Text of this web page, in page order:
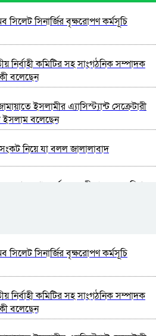
সিলেট সিনার্জির বৃক্ষরোপণ কর্মসূচি
নির্বাহী কমিটির সহ সাংগঠনিক সম্পাদক
বলেছেন
ইসলামীর এ্যাসিস্ট্যান্ট সেক্রেটারী
বলেছেন
নিয়ে যা বলল জালালাবাদ
গবেষণা, অর্জন ও অঙ্গীকারে নতুন দিগন্তে
প্রশাসক আবুল কাহের চৌধুরী জুলাই
মিছিল সম্পন্ন
উদ্যোগে সিলেটে বৃক্ষ রোপনের
সিলেট সিনার্জির বৃক্ষরোপণ কর্মসূচি
নির্বাহী কমিটির সহ সাংগঠনিক সম্পাদক
বলেছেন